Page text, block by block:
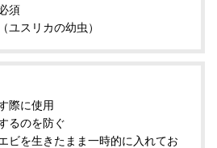
須
ユスリカの幼虫）
際に使用
るのを防ぐ
ビを生きたまま一時的に入れてお